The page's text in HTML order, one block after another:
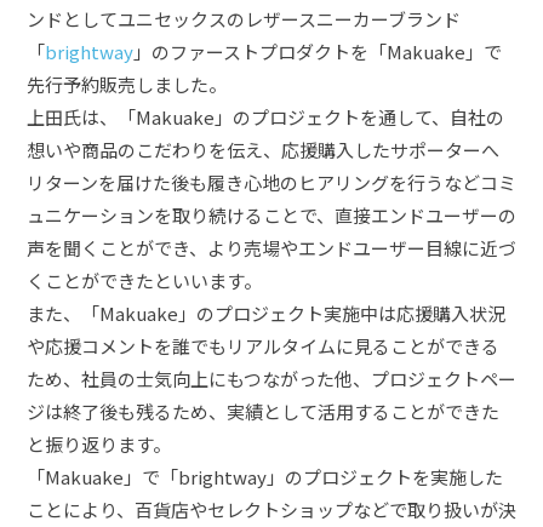
ンドとしてユニセックスのレザースニーカーブランド
「brightway」のファーストプロダクトを「Makuake」で
先行予約販売しました。
上田氏は、「Makuake」のプロジェクトを通して、自社の
想いや商品のこだわりを伝え、応援購入したサポーターへ
リターンを届けた後も履き心地のヒアリングを行うなどコミ
ュニケーションを取り続けることで、直接エンドユーザーの
声を聞くことができ、より売場やエンドユーザー目線に近づ
くことができたといいます。
また、「Makuake」のプロジェクト実施中は応援購入状況
や応援コメントを誰でもリアルタイムに見ることができる
ため、社員の士気向上にもつながった他、プロジェクトペー
ジは終了後も残るため、実績として活用することができた
と振り返ります。
「Makuake」で「brightway」のプロジェクトを実施した
ことにより、百貨店やセレクトショップなどで取り扱いが決